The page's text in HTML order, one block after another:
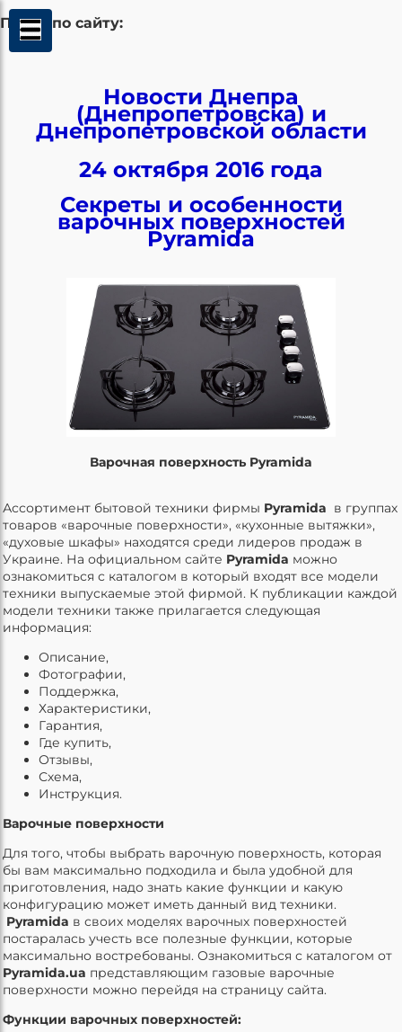
Поиск по сайту:
Новости Днепра
(Днепропетровска) и
Днепропетровской области
24 октября 2016 года
Секреты и особенности
варочных поверхностей
Pyramida
Варочная поверхность Pyramida
Ассортимент бытовой техники фирмы Pyramida в группах
товаров «варочные поверхности», «кухонные вытяжки»,
«духовые шкафы» находятся среди лидеров продаж в
Украине. На официальном сайте Pyramida можно
ознакомиться с каталогом в который входят все модели
техники выпускаемые этой фирмой. К публикации каждой
модели техники также прилагается следующая
информация:
Описание,
Фотографии,
Поддержка,
Характеристики,
Гарантия,
Где купить,
Отзывы,
Схема,
Инструкция.
Варочные поверхности
Для того, чтобы выбрать варочную поверхность, которая
бы вам максимально подходила и была удобной для
приготовления, надо знать какие функции и какую
конфигурацию может иметь данный вид техники.
Pyramida в своих моделях варочных поверхностей
постаралась учесть все полезные функции, которые
максимально востребованы. Ознакомиться с каталогом от
Pyramida.ua представляющим газовые варочные
поверхности можно перейдя на страницу сайта.
Функции варочных поверхностей: